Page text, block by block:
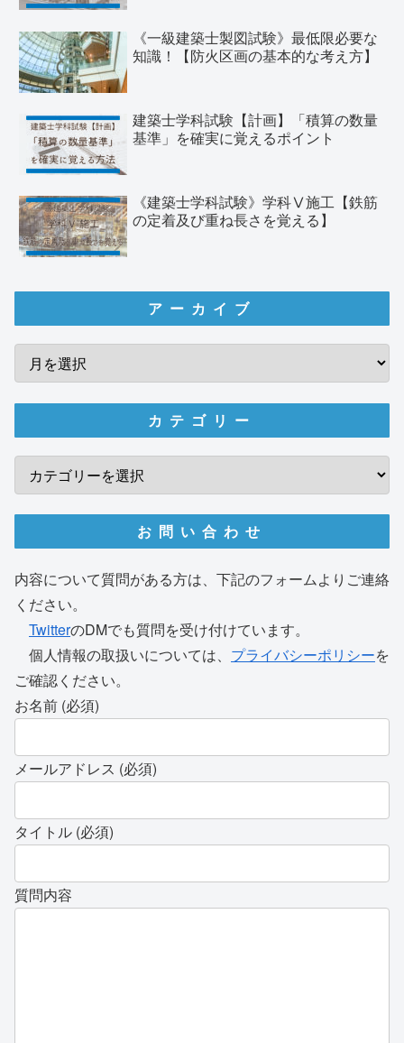
《一級建築士製図試験》最低限必要な
知識！【防火区画の基本的な考え方】
建築士学科試験【計画】「積算の数量
基準」を確実に覚えるポイント
《建築士学科試験》学科Ⅴ施工【鉄筋
の定着及び重ね長さを覚える】
アーカイブ
カテゴリー
お問い合わせ
内容について質問がある方は、下記のフォームよりご連絡
ください。
TwitterのDMでも質問を受け付けています。
個人情報の取扱いについては、 プライバシーポリシーを
ご確認ください。
お名前 (必須)
メールアドレス (必須)
タイトル (必須)
質問内容